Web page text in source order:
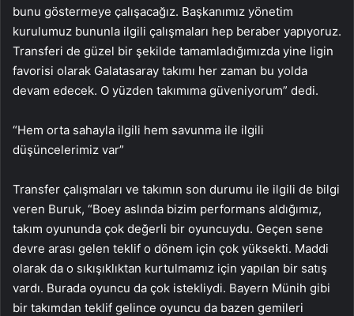
bunu göstermeye çalışacağız. Başkanımız yönetim
kurulumuz bununla ilgili çalışmaları hep beraber yapıyoruz.
Transferi de güzel bir şekilde tamamladığımızda yine ligin
favorisi olarak Galatasaray takımı her zaman bu yolda
devam edecek. O yüzden takımıma güveniyorum” dedi.
“Hem orta sahayla ilgili hem savunma ile ilgili
düşüncelerimiz var”
Transfer çalışmaları ve takımın son durumu ile ilgili de bilgi
veren Buruk, “Boey aslında bizim performans aldığımız,
takım oyununda çok değerli bir oyuncuydu. Geçen sene
devre arası gelen teklif o dönem için çok yüksekti. Maddi
olarak da o sıkışıklıktan kurtulmamız için yapılan bir satış
vardı. Burada oyuncu da çok istekliydi. Bayern Münih gibi
bir takımdan teklif gelince oyuncu da bazen gemileri